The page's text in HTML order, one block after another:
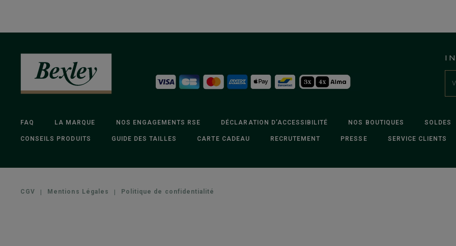
FAQ LA MARQUE NOS ENGAGEMENTS RSE DÉCLARATION D’ACCESSIBILITÉ NOS BOUTIQUES SOLDES
CONSEILS PRODUITS GUIDE DES TAILLES CARTE CADEAU RECRUTEMENT PRESSE SERVICE CLIENTS
CGV | Mentions Légales | Politique de confidentialité